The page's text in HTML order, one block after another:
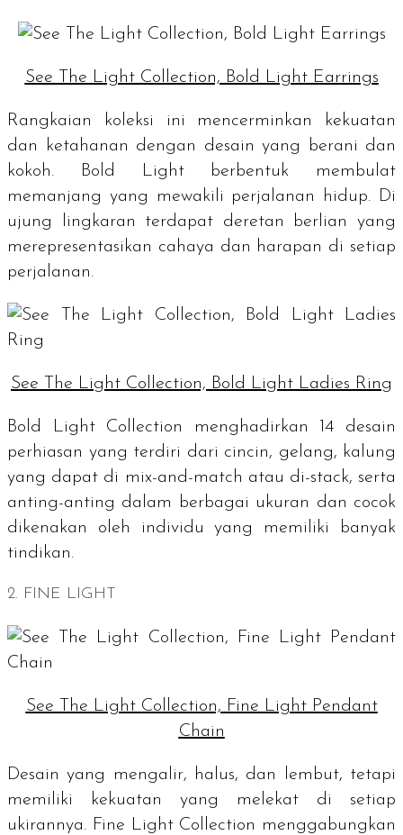
See The Light Collection, Bold Light Earrings
Rangkaian koleksi ini mencerminkan kekuatan
dan ketahanan dengan desain yang berani dan
kokoh. Bold Light berbentuk membulat
memanjang yang mewakili perjalanan hidup. Di
ujung lingkaran terdapat deretan berlian yang
merepresentasikan cahaya dan harapan di setiap
perjalanan.
See The Light Collection, Bold Light Ladies Ring
Bold Light Collection menghadirkan 14 desain
perhiasan yang terdiri dari cincin, gelang, kalung
yang dapat di mix-and-match atau di-stack, serta
anting-anting dalam berbagai ukuran dan cocok
dikenakan oleh individu yang memiliki banyak
tindikan.
2. FINE LIGHT
See The Light Collection, Fine Light Pendant
Chain
Desain yang mengalir, halus, dan lembut, tetapi
memiliki kekuatan yang melekat di setiap
ukirannya. Fine Light Collection menggabungkan